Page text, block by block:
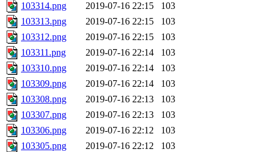
103314.png
2019-07-16 22:15
103
103313.png
2019-07-16 22:15
103
103312.png
2019-07-16 22:15
103
103311.png
2019-07-16 22:14
103
103310.png
2019-07-16 22:14
103
103309.png
2019-07-16 22:14
103
103308.png
2019-07-16 22:13
103
103307.png
2019-07-16 22:13
103
103306.png
2019-07-16 22:12
103
103305.png
2019-07-16 22:12
103